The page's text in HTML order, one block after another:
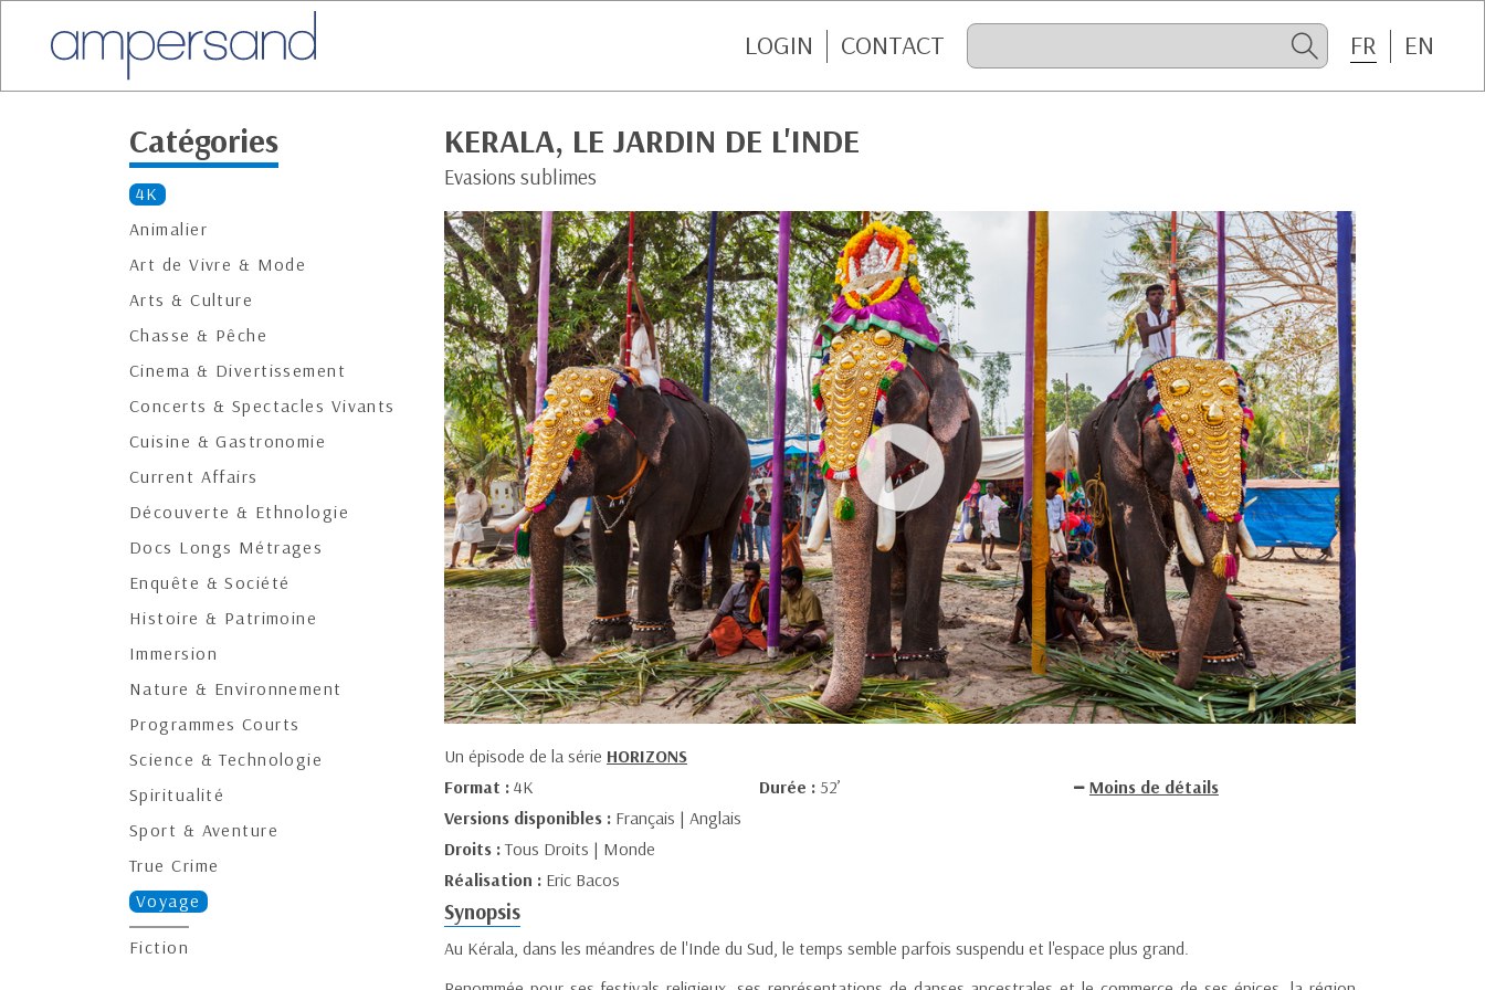
LOGIN CONTACT FR EN
Catégories
4K
Animalier
Art de Vivre & Mode
Arts & Culture
Chasse & Pêche
Cinema & Divertissement
Concerts & Spectacles Vivants
Cuisine & Gastronomie
Current Affairs
Découverte & Ethnologie
Docs Longs Métrages
Enquête & Société
Histoire & Patrimoine
Immersion
Nature & Environnement
Programmes Courts
Science & Technologie
Spiritualité
Sport & Aventure
True Crime
Voyage
Fiction
KERALA, LE JARDIN DE L'INDE
Evasions sublimes
Un épisode de la série HORIZONS
Format : 4K Durée : 52’
Moins de détails
Versions disponibles : Français | Anglais
Droits :Tous Droits | Monde
Réalisation : Eric Bacos
Synopsis
Au Kérala, dans les méandres de l'Inde du Sud, le temps semble parfois suspendu et l'espace plus grand.